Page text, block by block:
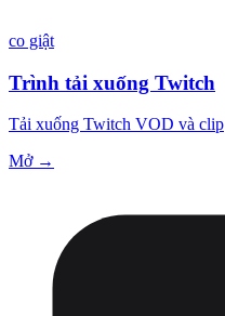
co giật
Trình tải xuống Twitch
Tải xuống Twitch VOD và clip
Mở →